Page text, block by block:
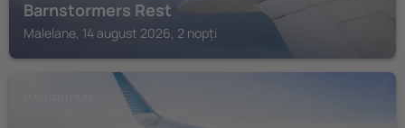
Barnstormers Rest
Malelane, 14 august 2026, 2 nopți